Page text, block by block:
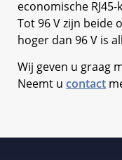
economische
Tot 96 V zijn beide
hoger dan 96 V is
Wij geven u graag
Neemt u contact